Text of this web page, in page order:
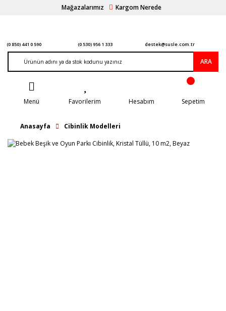
Mağazalarımız Kargom Nerede
(0 850) 441 0 590 (0 530) 956 1 333 destek@susle.com.tr
ARA
Menü Favorilerim Hesabım Sepetim
Anasayfa Cibinlik Modelleri